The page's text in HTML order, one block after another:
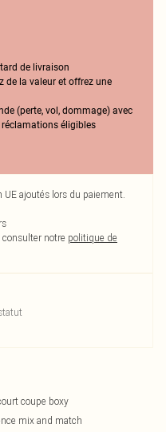
de livraison
de la valeur et offrez une
(perte, vol, dommage) avec
éligibles
UE ajoutés lors du paiement.
consulter notre politique de
coupe boxy
mix and match